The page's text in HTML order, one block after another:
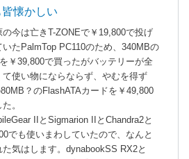
懐かしい
今は亡きT-ZONEで￥19,800で投げ
たPalmTop PC110のため、340MBの
￥39,800で買ったがバッテリーが全
て使い物にならならず、やむを得ず
？のFlashATAカードを￥49,800
。
IIとSigmarion IIとChandra2と
でも使いまわしていたので、なんと
気はします。dynabookSS RX2と